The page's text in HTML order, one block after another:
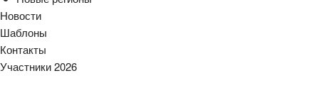
Новости
Шаблоны
Контакты
Участники 2026